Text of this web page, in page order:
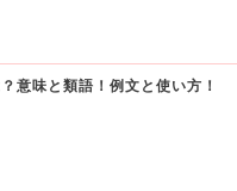
意味と類語！例文と使い方！